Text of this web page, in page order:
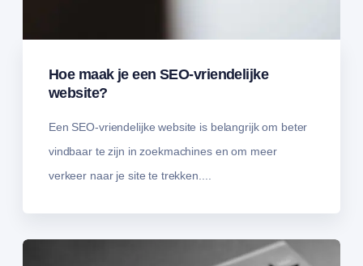
Hoe maak je een SEO-vriendelijke
website?
Een SEO-vriendelijke website is belangrijk om beter
vindbaar te zijn in zoekmachines en om meer
verkeer naar je site te trekken....